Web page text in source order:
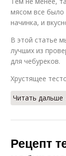
мясом все
начинка, и
В этой статье
лучших из
для чебуреков.
Хрустящее
Читать
Рецепт